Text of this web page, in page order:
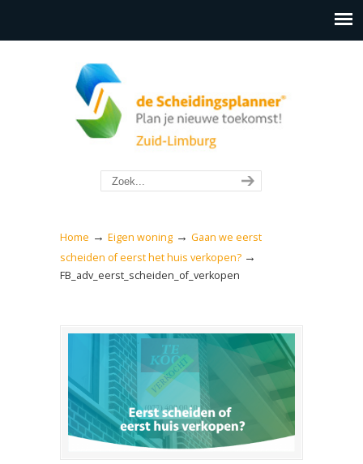
Home → Eigen woning → Gaan we eerst
scheiden of eerst het huis verkopen? →
FB_adv_eerst_scheiden_of_verkopen